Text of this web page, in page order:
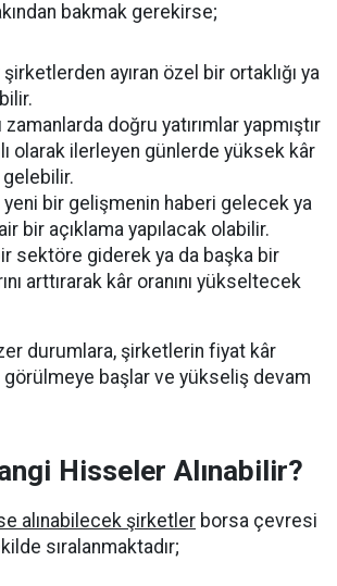
bakmak gerekirse;
ayıran özel bir ortaklığı ya
doğru yatırımlar yapmıştır
olarak ilerleyen günlerde yüksek kâr
gelebilir.
bir gelişmenin haberi gelecek ya
bir açıklama yapılacak olabilir.
sektöre giderek ya da başka bir
arttırarak kâr oranını yükseltecek
durumlara, şirketlerin fiyat kâr
görülmeye başlar ve yükseliş devam
Hisseler Alınabilir?
alınabilecek şirketler borsa çevresi
sıralanmaktadır;